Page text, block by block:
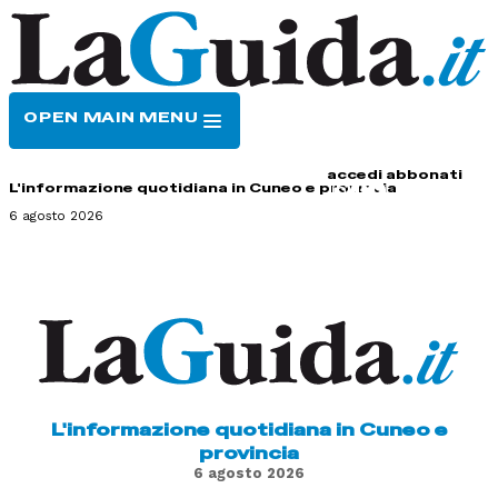
OPEN MAIN MENU
accedi abbonati
L'informazione quotidiana in Cuneo e provincia
6 agosto 2026
L'informazione quotidiana in Cuneo e
provincia
6 agosto 2026